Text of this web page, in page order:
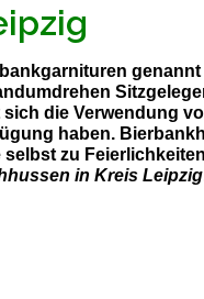
die Verwendung
haben.
zu
in Kreis Leipzig